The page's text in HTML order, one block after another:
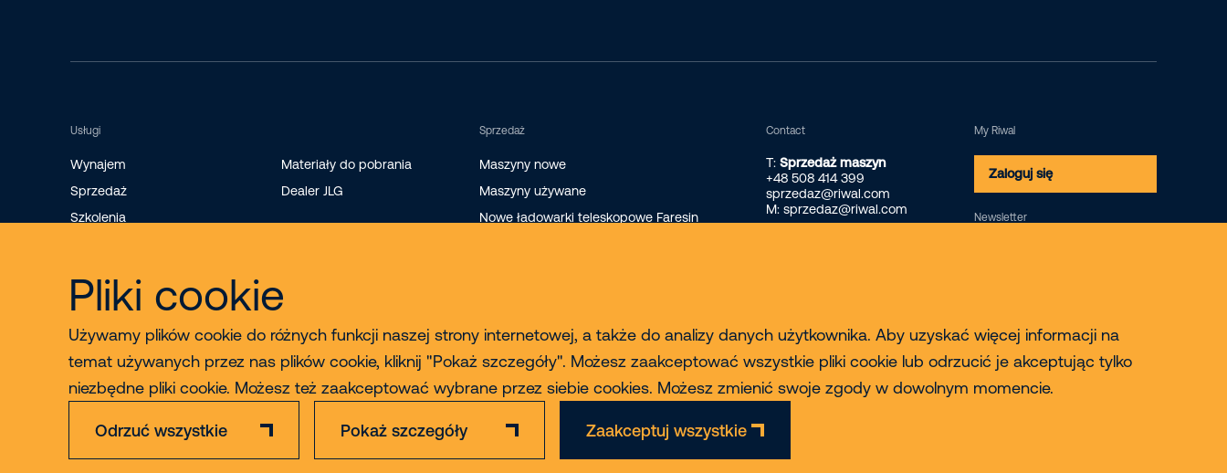
Pliki cookie
Używamy plików cookie do różnych funkcji naszej strony internetowej, a także do analizy danych użytkownika. Aby uzyskać więcej informacji na
temat używanych przez nas plików cookie, kliknij "Pokaż szczegóły". Możesz zaakceptować wszystkie pliki cookie lub odrzucić je akceptując tylko
niezbędne pliki cookie. Możesz też zaakceptować wybrane przez siebie cookies. Możesz zmienić swoje zgody w dowolnym momencie.
Odrzuć wszystkie Pokaż szczegóły Zaakceptuj wszystkie
Usługi
Wynajem
Sprzedaż
Szkolenia
Materiały do pobrania
Dealer JLG
Sprzedaż
Maszyny nowe
Maszyny używane
Nowe ładowarki teleskopowe Faresin
Contact
T: Sprzedaż maszyn
+48 508 414 399
sprzedaz@riwal.com
M: sprzedaz@riwal.com
My Riwal
Zaloguj się
Newsletter